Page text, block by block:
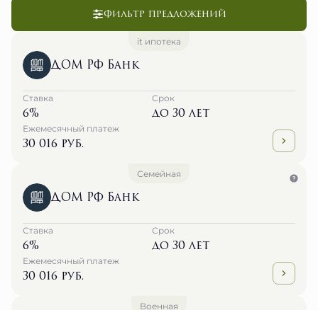
it ипотека
ДОМ РФ Банк
Ставка
6% до 30 лет
Ежемесячный платеж
30 016 руб.
ДОМ РФ Банк
Ставка
6% до 30 лет
Ежемесячный платеж
30 016 руб.